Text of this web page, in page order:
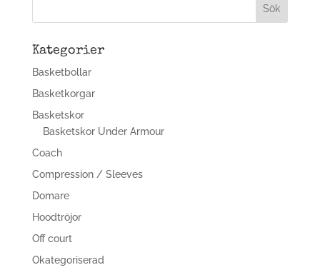
Kategorier
Basketbollar
Basketkorgar
Basketskor
Basketskor Under Armour
Coach
Compression / Sleeves
Domare
Hoodtröjor
Off court
Okategoriserad